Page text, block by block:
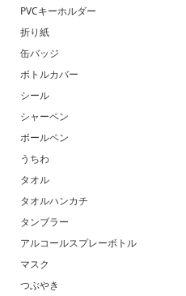
PVCキーホルダー
折り紙
缶バッジ
ボトルカバー
シール
シャーペン
ボールペン
うちわ
タオル
タオルハンカチ
タンブラー
アルコールスプレーボトル
マスク
つぶやき